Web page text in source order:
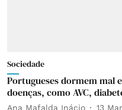
Sociedade
Portugueses dormem mal
doenças, como AVC,
Ana Mafalda Inácio 13